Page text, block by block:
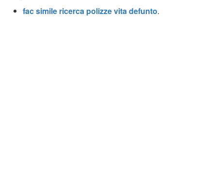
fac simile ricerca polizze vita defunto.